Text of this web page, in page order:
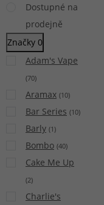
Dostupné na
prodejně
Značky 0
Adam's Vape
(70)
Aramax (10)
Bar Series (10)
Barly (1)
Bombo (40)
Cake Me Up
(2)
Charlie's